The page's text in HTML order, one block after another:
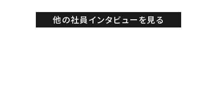
他の社員インタビューを見る